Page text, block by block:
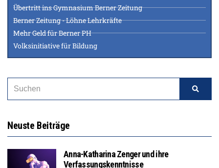
Übertritt ins Gymnasium Berner Zeitung
Berner Zeitung - Löhne Lehrkräfte
Mehr Geld für Berner PH
Volksinitiative für Bildung
Neuste Beiträge
Anna-Katharina Zenger und ihre
Verfassungskenntnisse